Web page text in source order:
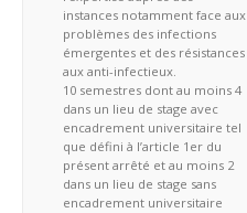
instances notamment face aux
problèmes des infections
émergentes et des résistances
aux anti-infectieux.
10 semestres dont au moins 4
dans un lieu de stage avec
encadrement universitaire tel
que défini à l’article 1er du
présent arrêté et au moins 2
dans un lieu de stage sans
encadrement universitaire